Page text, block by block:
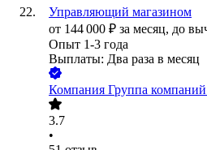
Управляющий магазином
от 144 000 ₽ за месяц, до
Опыт 1-3 года
Выплаты: Два раза в месяц
Компания Группа
3.7
•